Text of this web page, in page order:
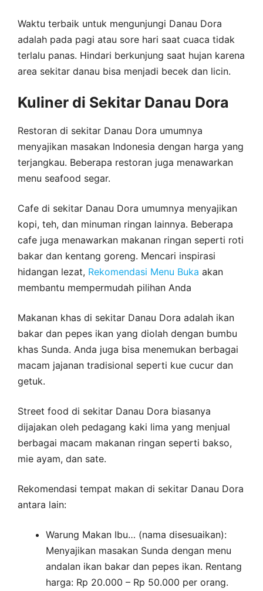
Waktu terbaik untuk mengunjungi Danau Dora
adalah pada pagi atau sore hari saat cuaca tidak
terlalu panas. Hindari berkunjung saat hujan karena
area sekitar danau bisa menjadi becek dan licin.
Kuliner di Sekitar Danau Dora
Restoran di sekitar Danau Dora umumnya
menyajikan masakan Indonesia dengan harga yang
terjangkau. Beberapa restoran juga menawarkan
menu seafood segar.
Cafe di sekitar Danau Dora umumnya menyajikan
kopi, teh, dan minuman ringan lainnya. Beberapa
cafe juga menawarkan makanan ringan seperti roti
bakar dan kentang goreng. Mencari inspirasi
hidangan lezat, Rekomendasi Menu Buka akan
membantu mempermudah pilihan Anda
Makanan khas di sekitar Danau Dora adalah ikan
bakar dan pepes ikan yang diolah dengan bumbu
khas Sunda. Anda juga bisa menemukan berbagai
macam jajanan tradisional seperti kue cucur dan
getuk.
Street food di sekitar Danau Dora biasanya
dijajakan oleh pedagang kaki lima yang menjual
berbagai macam makanan ringan seperti bakso,
mie ayam, dan sate.
Rekomendasi tempat makan di sekitar Danau Dora
antara lain:
Warung Makan Ibu… (nama disesuaikan):
Menyajikan masakan Sunda dengan menu
andalan ikan bakar dan pepes ikan. Rentang
harga: Rp 20.000 – Rp 50.000 per orang.